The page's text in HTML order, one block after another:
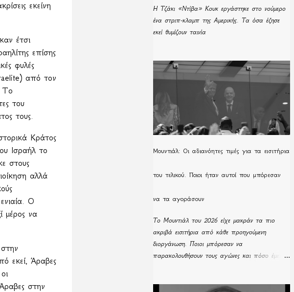
εκείνη
έτσι
επίσης
φυλές
από τον
Το
του
τους.
Κράτος
Ισραήλ το
στους
αλλά
Ο
μέρος να
εκεί, Άραβες
στην
Η Τζάκι «Ντίβα» Κουκ εργάστηκε στο νούμερο
ένα στριπ-κλαμπ της Αμερικής. Τα όσα έζησε
εκεί θυμίζουν ταινία
Μουντιάλ: Οι αδιανόητες τιμές για τα εισιτήρια
του τελικού. Ποιοι ήταν αυτοί που μπόρεσαν
να τα αγοράσουν
Το Μουντιάλ του 2026 είχε μακράν τα πιο
ακριβά εισιτήρια από κάθε προηγούμενη
διοργάνωση. Ποιοι μπόρεσαν να
παρακολουθήσουν τους αγώνες και πόσο έμειναν